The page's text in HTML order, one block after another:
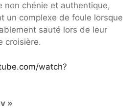
non chénie et authentique,
un complexe de foule lorsque
sauté lors de leur
croisière.
watch?
»